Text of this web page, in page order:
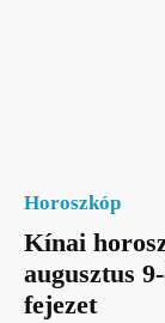
Horoszkóp
Kínai
augusztus
fejezet